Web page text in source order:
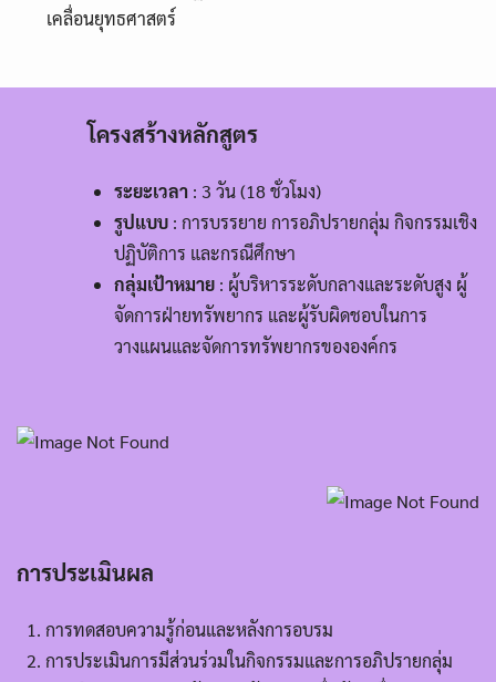
เคลื่อนยุทธศาสตร์
โครงสร้างหลักสูตร
ระยะเวลา : 3 วัน (18 ชั่วโมง)
รูปแบบ : การบรรยาย การอภิปรายกลุ่ม กิจกรรมเชิง
ปฏิบัติการ และกรณีศึกษา
กลุ่มเป้าหมาย : ผู้บริหารระดับกลางและระดับสูง ผู้
จัดการฝ่ายทรัพยากร และผู้รับผิดชอบในการ
วางแผนและจัดการทรัพยากรขององค์กร
การประเมินผล
การทดสอบความรู้ก่อนและหลังการอบรม
การประเมินการมีส่วนร่วมในกิจกรรมและการอภิปรายกลุ่ม